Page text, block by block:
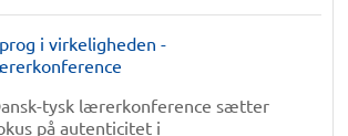
i virkeligheden -
tysk lærerkonference sætter
på autenticitet i